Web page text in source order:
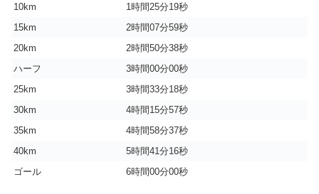
10km
1時間25分19秒
15km
2時間07分59秒
20km
2時間50分38秒
ハーフ
3時間00分00秒
25km
3時間33分18秒
30km
4時間15分57秒
35km
4時間58分37秒
40km
5時間41分16秒
ゴール
6時間00分00秒